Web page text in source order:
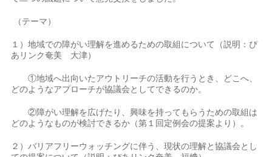
（テーマ）
１）地域での障がい理解を進めるための取組について（説明：ぴ
あリンク奄美 大津）
①地域へ出向いたアウトリーチの活動を行うとき、どこへ、
どのようなアプローチが協議会としてできるのか。
②障がい理解を広げたり、興味を持ってもらうための取組は
どのようなものが検討できるか（第１回定例会の提案より）。
２）バリアフリーウォッチングに伴う、現状の理解と協議会とし